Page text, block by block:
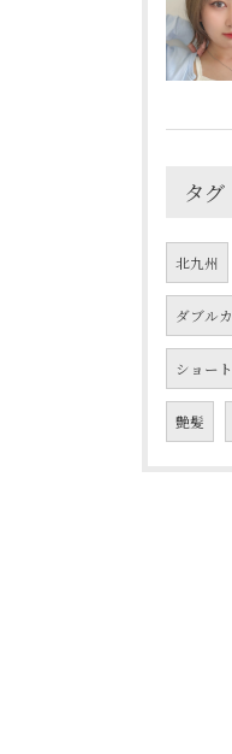
タグ
北九州
ダブル
ショート
艶髪